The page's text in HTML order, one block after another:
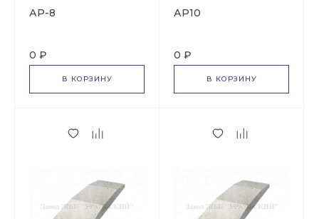
АР-8
0 ₽
В КОРЗИНУ
АР10
0 ₽
В КОРЗИНУ